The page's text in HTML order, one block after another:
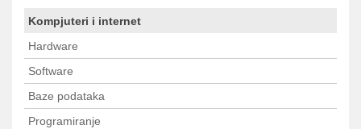
Kompjuteri i internet
Hardware
Software
Baze podataka
Programiranje